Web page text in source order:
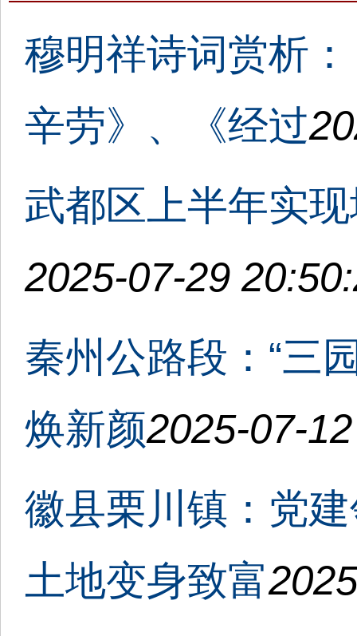
穆明祥诗词赏析
辛劳》、《经过
武都区上半年实
2025-07-29
秦州公路段：“三
焕新颜2025-07-
徽县栗川镇：党
土地变身致富